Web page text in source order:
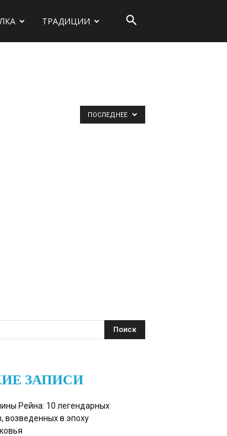
ТРАДИЦИИ
ПОСЛЕДНЕЕ
ЗАПИСИ
Рейна: 10 легендарных
возведенных в эпоху